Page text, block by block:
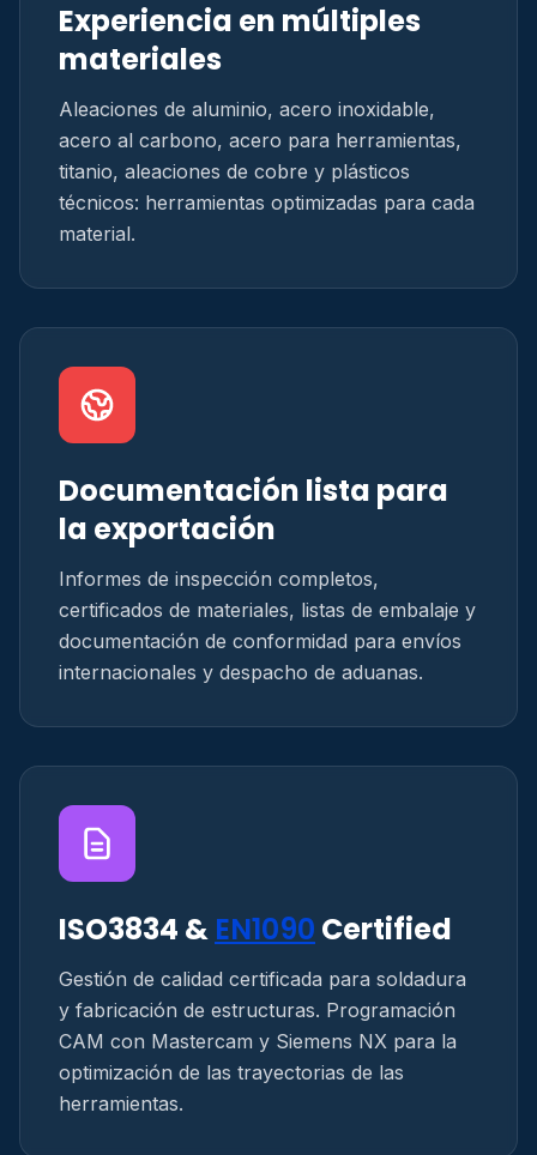
Experiencia en múltiples
materiales
Aleaciones de aluminio, acero inoxidable,
acero al carbono, acero para herramientas,
titanio, aleaciones de cobre y plásticos
técnicos: herramientas optimizadas para cada
material.
Documentación lista para
la exportación
Informes de inspección completos,
certificados de materiales, listas de embalaje y
documentación de conformidad para envíos
internacionales y despacho de aduanas.
ISO3834 & EN1090 Certified
Gestión de calidad certificada para soldadura
y fabricación de estructuras. Programación
CAM con Mastercam y Siemens NX para la
optimización de las trayectorias de las
herramientas.